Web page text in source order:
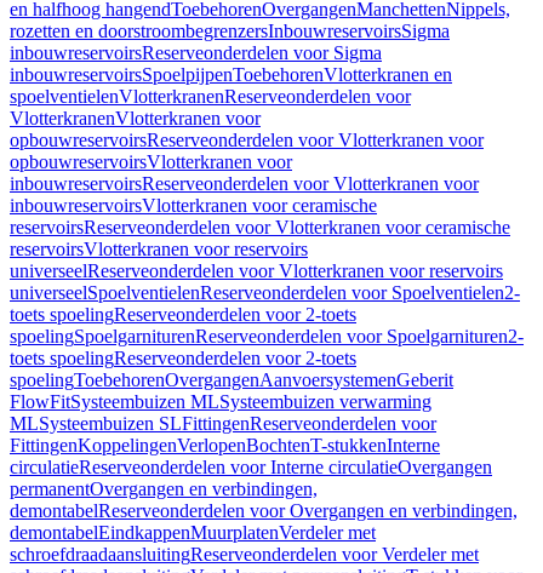
en halfhoog hangendToebehorenOvergangenManchettenNippels,
rozetten en doorstroombegrenzersInbouwreservoirsSigma
inbouwreservoirsReserveonderdelen voor Sigma
inbouwreservoirsSpoelpijpenToebehorenVlotterkranen en
spoelventielenVlotterkranenReserveonderdelen voor
VlotterkranenVlotterkranen voor
opbouwreservoirsReserveonderdelen voor Vlotterkranen voor
opbouwreservoirsVlotterkranen voor
inbouwreservoirsReserveonderdelen voor Vlotterkranen voor
inbouwreservoirsVlotterkranen voor ceramische
reservoirsReserveonderdelen voor Vlotterkranen voor ceramische
reservoirsVlotterkranen voor reservoirs
universeelReserveonderdelen voor Vlotterkranen voor reservoirs
universeelSpoelventielenReserveonderdelen voor Spoelventielen2-
toets spoelingReserveonderdelen voor 2-toets
spoelingSpoelgarniturenReserveonderdelen voor Spoelgarnituren2-
toets spoelingReserveonderdelen voor 2-toets
spoelingToebehorenOvergangenAanvoersystemenGeberit
FlowFitSysteembuizen MLSysteembuizen verwarming
MLSysteembuizen SLFittingenReserveonderdelen voor
FittingenKoppelingenVerlopenBochtenT-stukkenInterne
circulatieReserveonderdelen voor Interne circulatieOvergangen
permanentOvergangen en verbindingen,
demontabelReserveonderdelen voor Overgangen en verbindingen,
demontabelEindkappenMuurplatenVerdeler met
schroefdraadaansluitingReserveonderdelen voor Verdeler met